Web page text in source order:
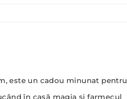
este un cadou minunat pentru
în casă magia și farmecul